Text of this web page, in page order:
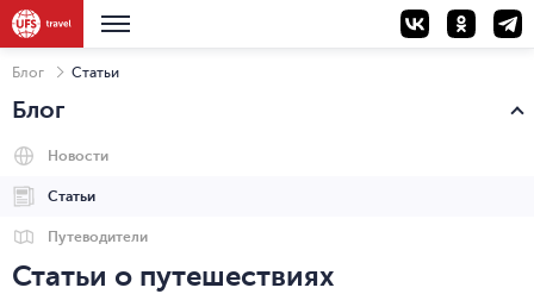
Блог Статьи
Блог
Новости
Статьи
Путеводители
Статьи о путешествиях